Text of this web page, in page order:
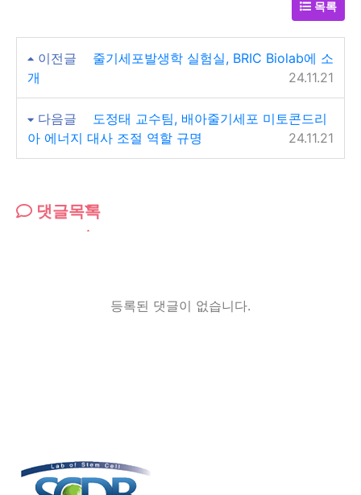
목록
이전글
줄기세포발생학 실험실, BRIC Biolab에 소
개
24.11.21
다음글
도정태 교수팀, 배아줄기세포 미토콘드리
아 에너지 대사 조절 역할 규명
24.11.21
댓글목록
등록된 댓글이 없습니다.